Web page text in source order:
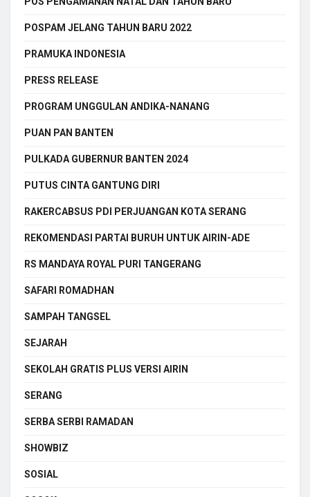
POSPAM JELANG TAHUN BARU 2022
PRAMUKA INDONESIA
PRESS RELEASE
PROGRAM UNGGULAN ANDIKA-NANANG
PUAN PAN BANTEN
PULKADA GUBERNUR BANTEN 2024
PUTUS CINTA GANTUNG DIRI
RAKERCABSUS PDI PERJUANGAN KOTA SERANG
REKOMENDASI PARTAI BURUH UNTUK AIRIN-ADE
RS MANDAYA ROYAL PURI TANGERANG
SAFARI ROMADHAN
SAMPAH TANGSEL
SEJARAH
SEKOLAH GRATIS PLUS VERSI AIRIN
SERANG
SERBA SERBI RAMADAN
SHOWBIZ
SOSIAL